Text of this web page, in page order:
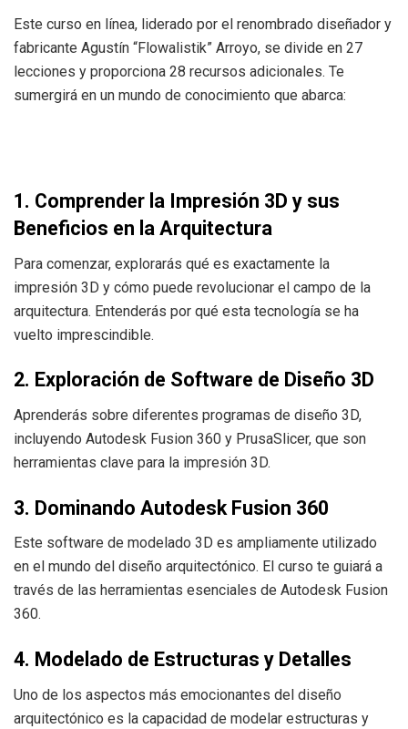
Este curso en línea, liderado por el renombrado diseñador y
fabricante Agustín “Flowalistik” Arroyo, se divide en 27
lecciones y proporciona 28 recursos adicionales. Te
sumergirá en un mundo de conocimiento que abarca:
1. Comprender la Impresión 3D y sus
Beneficios en la Arquitectura
Para comenzar, explorarás qué es exactamente la
impresión 3D y cómo puede revolucionar el campo de la
arquitectura. Entenderás por qué esta tecnología se ha
vuelto imprescindible.
2. Exploración de Software de Diseño 3D
Aprenderás sobre diferentes programas de diseño 3D,
incluyendo Autodesk Fusion 360 y PrusaSlicer, que son
herramientas clave para la impresión 3D.
3. Dominando Autodesk Fusion 360
Este software de modelado 3D es ampliamente utilizado
en el mundo del diseño arquitectónico. El curso te guiará a
través de las herramientas esenciales de Autodesk Fusion
360.
4. Modelado de Estructuras y Detalles
Uno de los aspectos más emocionantes del diseño
arquitectónico es la capacidad de modelar estructuras y